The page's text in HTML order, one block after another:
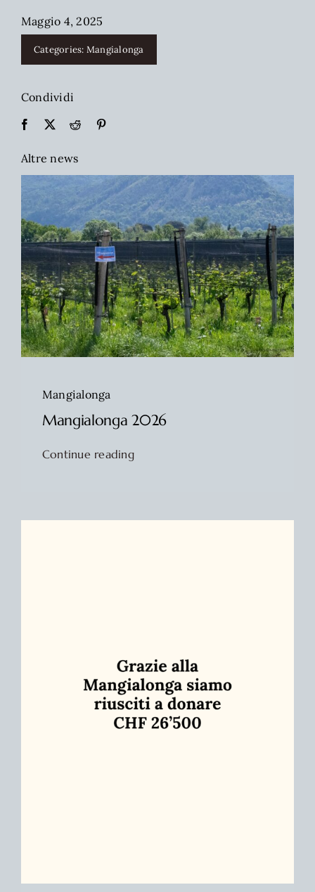
Maggio 4, 2025
Categories: Mangialonga
Condividi
Altre news
Mangialonga
Mangialonga 2026
Continue reading